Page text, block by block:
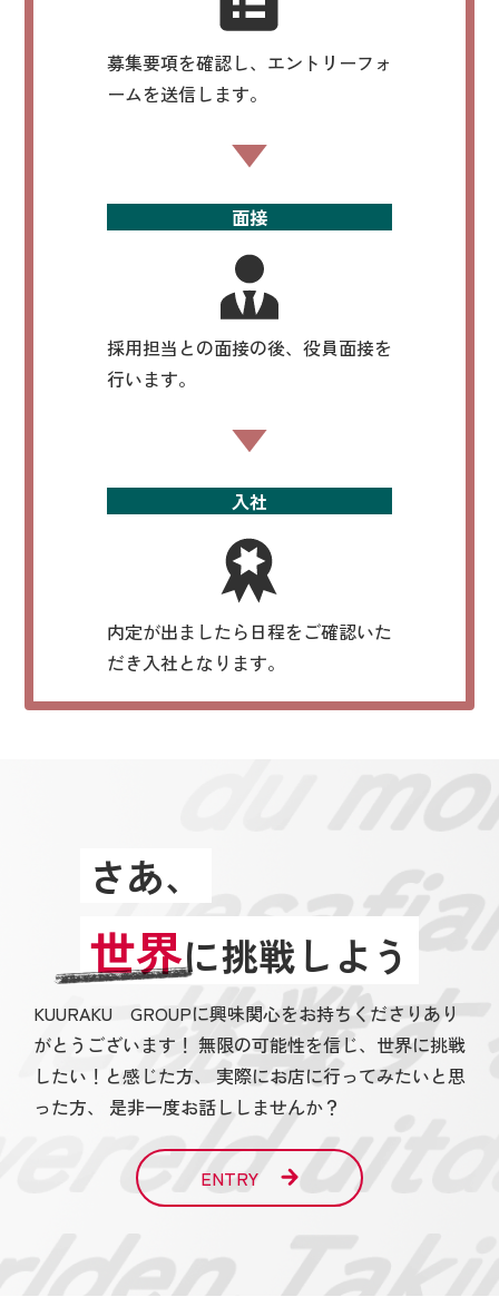
募集要項を確認し、エントリーフォ
ームを送信します。
面接
採用担当との面接の後、役員面接を
行います。
入社
内定が出ましたら日程をご確認いた
だき入社となります。
さあ、
世界に挑戦しよう
KUURAKU GROUPに興味関心をお持ちくださりあり
がとうございます！ 無限の可能性を信じ、世界に挑戦
したい！と感じた方、 実際にお店に行ってみたいと思
った方、 是非一度お話ししませんか？
ENTRY